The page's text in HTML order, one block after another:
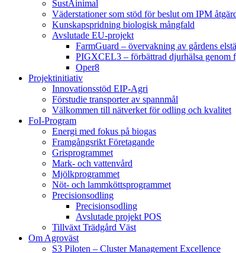
SustAinimal
Väderstationer som stöd för beslut om IPM
Kunskapspridning biologisk mångfald
Avslutade EU-projekt
FarmGuard – övervakning av gårdens
PIGXCEL3 – förbättrad djurhälsa genom
Oper8
Projektinitiativ
Innovationsstöd EIP-Agri
Förstudie transporter av spannmål
Välkommen till nätverket för odling och kvalitet
FoI-Program
Energi med fokus på biogas
Framgångsrikt Företagande
Grisprogrammet
Mark- och vattenvård
Mjölkprogrammet
Nöt- och lammköttsprogrammet
Precisionsodling
Precisionsodling
Avslutade projekt POS
Tillväxt Trädgård Väst
Om Agroväst
S3 Piloten – Cluster Management Excellence